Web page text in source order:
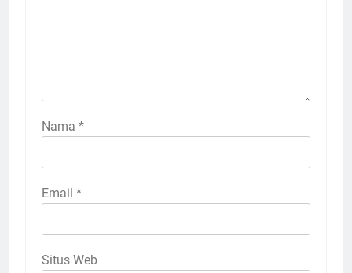
Nama *
Email *
Situs Web